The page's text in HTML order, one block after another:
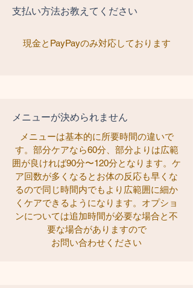
支払い方法お教えてください
現金とPayPayのみ対応しております
メニューが決められません
メニューは基本的に所要時間の違いで
す。部分ケアなら60分、部分よりは広範
囲が良ければ90分〜120分となります。ケ
ア回数が多くなるとお体の反応も早くな
るので同じ時間内でもより広範囲に細か
くケアできるようになります。オプショ
ンについては追加時間が必要な場合と不
要な場合がありますので
お問い合わせください